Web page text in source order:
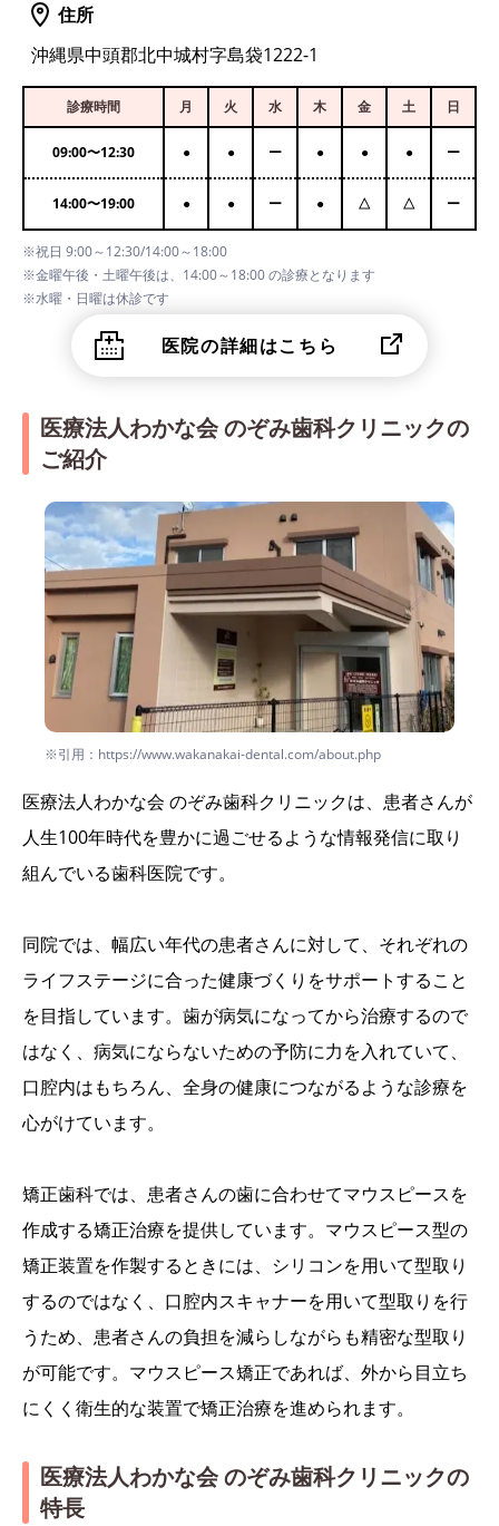
住所
沖縄県中頭郡北中城村字島袋1222-1
診療時間 月 火 水 木 金 土 日
09:00〜12:30 ● ● ー ● ● ● ー
14:00〜19:00 ● ● ー ● △ △ ー
※祝日 9:00～12:30/14:00～18:00
※金曜午後・土曜午後は、14:00～18:00 の診療となります
※水曜・日曜は休診です
医院の詳細はこちら
医療法人わかな会 のぞみ歯科クリニックの
ご紹介
※引用：https://www.wakanakai-dental.com/about.php
医療法人わかな会 のぞみ歯科クリニックは、患者さんが
人生100年時代を豊かに過ごせるような情報発信に取り
組んでいる歯科医院です。
同院では、幅広い年代の患者さんに対して、それぞれの
ライフステージに合った健康づくりをサポートすること
を目指しています。歯が病気になってから治療するので
はなく、病気にならないための予防に力を入れていて、
口腔内はもちろん、全身の健康につながるような診療を
心がけています。
矯正歯科では、患者さんの歯に合わせてマウスピースを
作成する矯正治療を提供しています。マウスピース型の
矯正装置を作製するときには、シリコンを用いて型取り
するのではなく、口腔内スキャナーを用いて型取りを行
うため、患者さんの負担を減らしながらも精密な型取り
が可能です。マウスピース矯正であれば、外から目立ち
にくく衛生的な装置で矯正治療を進められます。
医療法人わかな会 のぞみ歯科クリニックの
特長